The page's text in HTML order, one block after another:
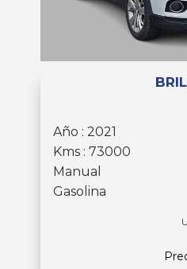
Año : 2021
Kms : 73000
Manual
Gasolina